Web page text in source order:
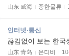
山东 威海 중한물류
인터넷·통신
끊김없이 보는 한국
山东 青岛 온티비